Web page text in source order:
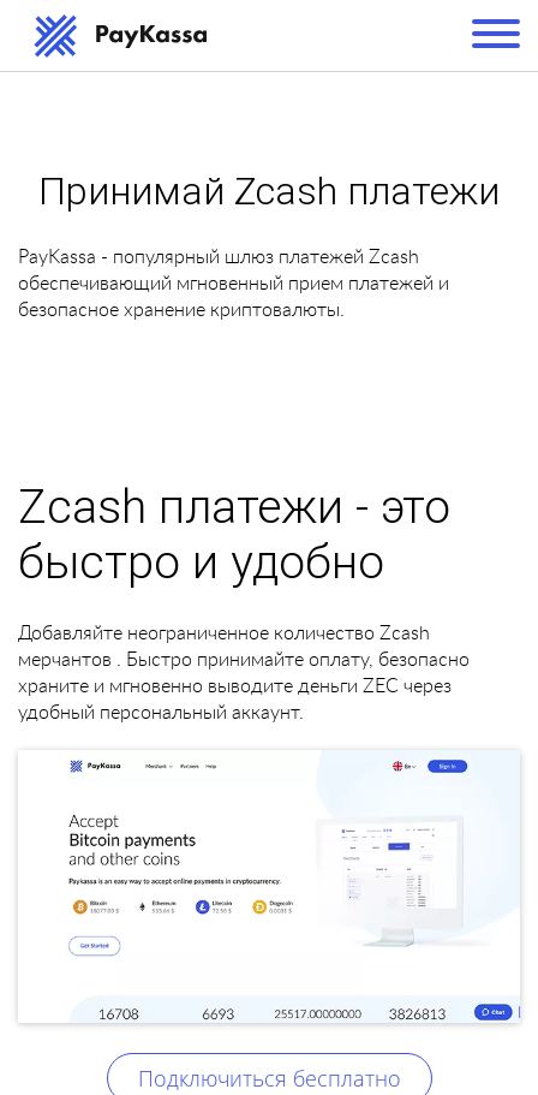
Принимай Zcash платежи
PayKassa - популярный шлюз платежей Zcash
обеспечивающий мгновенный прием платежей и
безопасное хранение криптовалюты.
Zcash платежи - это
быстро и удобно
Добавляйте неограниченное количество Zcash
мерчантов . Быстро принимайте оплату, безопасно
храните и мгновенно выводите деньги ZEC через
удобный персональный аккаунт.
Подключиться бесплатно